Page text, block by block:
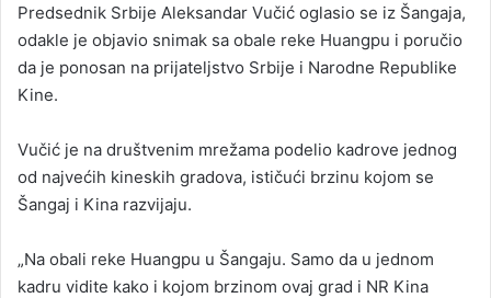
Predsednik Srbije Aleksandar Vučić oglasio se iz Šangaja,
odakle je objavio snimak sa obale reke Huangpu i poručio
da je ponosan na prijateljstvo Srbije i Narodne Republike
Kine.
Vučić je na društvenim mrežama podelio kadrove jednog
od najvećih kineskih gradova, ističući brzinu kojom se
Šangaj i Kina razvijaju.
„Na obali reke Huangpu u Šangaju. Samo da u jednom
kadru vidite kako i kojom brzinom ovaj grad i NR Kina